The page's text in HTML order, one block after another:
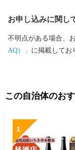
お申し込みに関し
不明点がある場合、
AQ）」 に掲載してお
この自治体のお
1